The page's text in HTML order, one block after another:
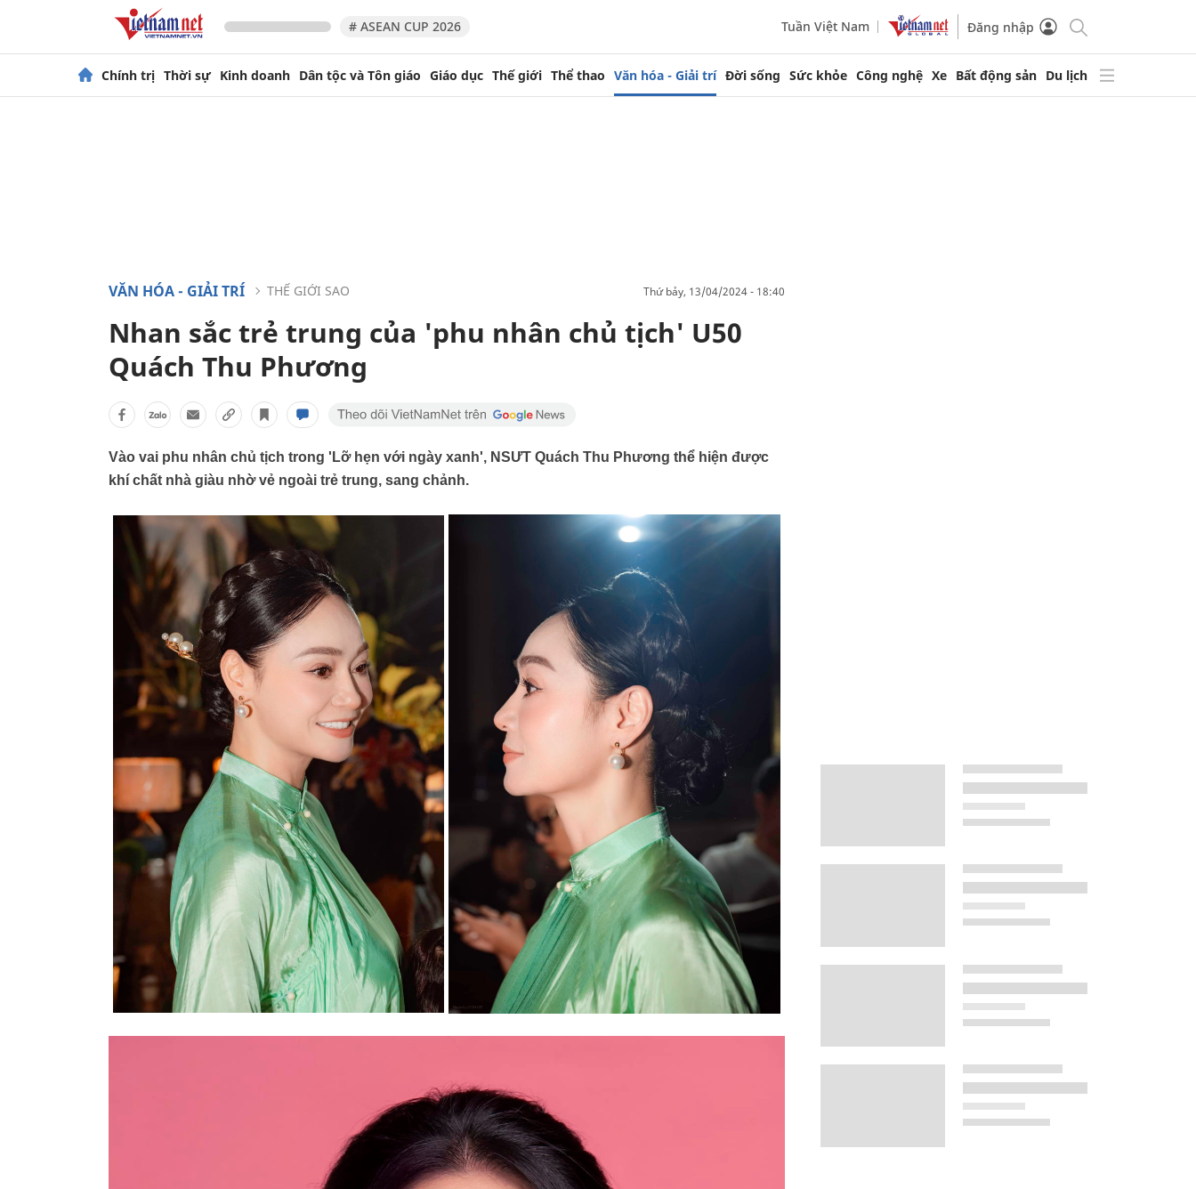
# ASEAN CUP 2026 Tuần Việt Nam Đăng nhập
Chính trị Thời sự Kinh doanh Dân tộc và Tôn giáo Giáo dục Thế giới Thể thao Văn hóa - Giải trí Đời sống Sức khỏe Công nghệ Xe Bất động sản Du lịch
VĂN HÓA - GIẢI TRÍ THẾ GIỚI SAO thứ bảy, 13/04/2024 - 18:40
Nhan sắc trẻ trung của 'phu nhân chủ tịch' U50
Quách Thu Phương
Vào vai phu nhân chủ tịch trong 'Lỡ hẹn với ngày xanh', NSƯT Quách Thu Phương thể hiện được
khí chất nhà giàu nhờ vẻ ngoài trẻ trung, sang chảnh.